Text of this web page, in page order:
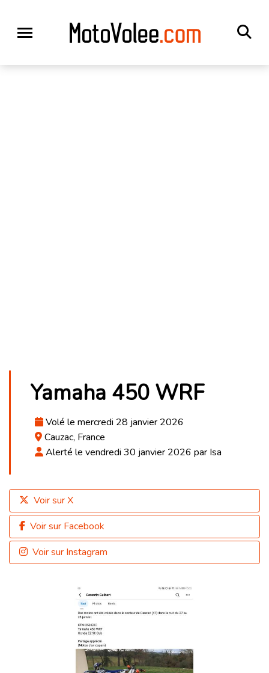
Yamaha 450 WRF
Volé le mercredi 28 janvier 2026
Cauzac, France
Alerté le vendredi 30 janvier 2026 par Isa
Voir sur X
Voir sur Facebook
Voir sur Instagram